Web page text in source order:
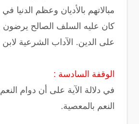
مبالاتهم بالأديان وعظم الدنيا
كان عليه السلف الصالح يرضون
على الدين. الآداب الشرعية لابن
الوقفة السادسة :
في دلالة الآية على أن دوام
النعم بالمعصية.